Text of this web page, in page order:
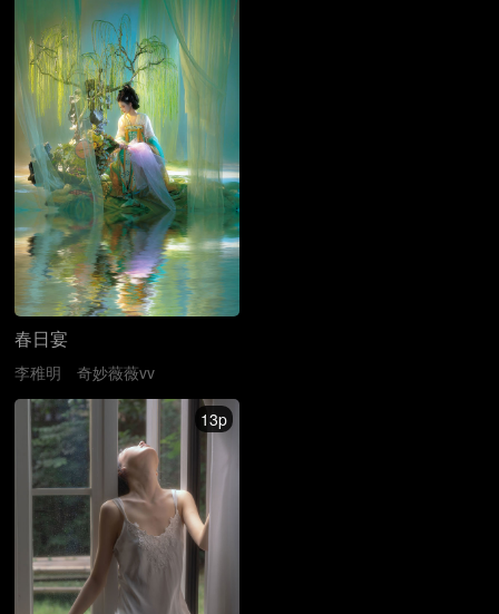
春日宴
李稚明 奇妙薇薇vv
13p